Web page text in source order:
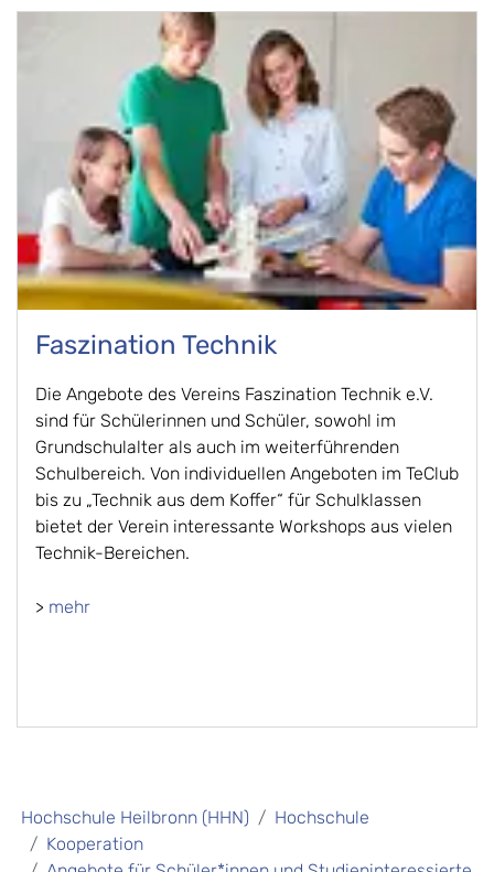
Faszination Technik
Die Angebote des Vereins Faszination Technik e.V.
sind für Schülerinnen und Schüler, sowohl im
Grundschulalter als auch im weiterführenden
Schulbereich. Von individuellen Angeboten im TeClub
bis zu „Technik aus dem Koffer“ für Schulklassen
bietet der Verein interessante Workshops aus vielen
Technik-Bereichen.
> mehr
Hochschule Heilbronn (HHN)
Hochschule
Kooperation